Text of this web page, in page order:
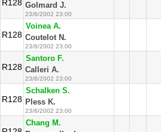
R128 Golmard J.
23/6/2002 23:00
R128
Voinea A.
Coutelot N.
23/6/2002 23:00
R128
Santoro F.
Calleri A.
23/6/2002 23:00
R128
Schalken S.
Pless K.
23/6/2002 23:00
Chang M.